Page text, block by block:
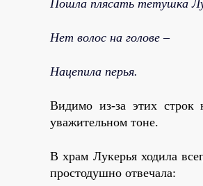
Пошла плясать тетушка
Нет волос на голове –
Нацепила перья.
Видимо из-за этих строк
уважительном тоне.
В храм Лукерья ходила
простодушно отвечала: